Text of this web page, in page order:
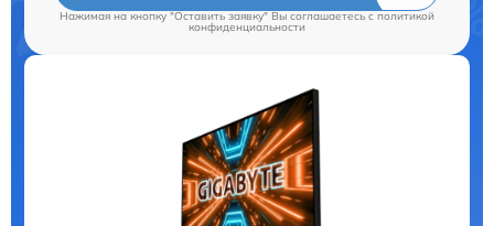
Нажимая на кнопку "Оставить заявку" Вы соглашаетесь c политикой
конфиденциальности